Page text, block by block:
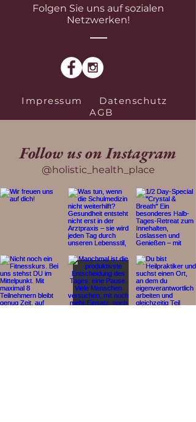
Folgen Sie uns auf sozialen
Netzwerken!
Impressum
Datenschutz
AGB
Follow us on Instagram
@holistic_health_place